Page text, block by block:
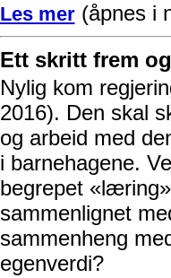
Les mer(åpnes i
Ett skritt frem
Nylig kom
2016). Den skal
og arbeid med
i barnehagene.
begrepet
sammenlignet
sammenheng
egenverdi?